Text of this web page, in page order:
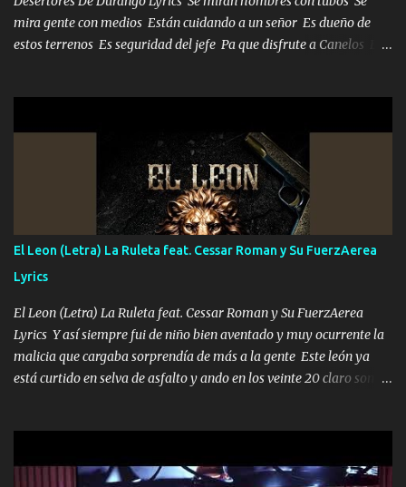
mira gente con medios Están cuidando a un señor Es dueño de
estos terrenos Es seguridad del jefe Pa que disfrute a Canelos Es
ni tampoco las mujeres porque es platica de grandes por eso hay
que estar alegres doy las instrucciones para atender los deberes
Música Si es que salta algún problema de confianza tengo gente
ahí está el Hombre Cuarenta y también Pariente 7 arreglan
cualquier problema no más es cuestión que ordené NOS HACE
FALTA UN HERMANO DE CLAVE ERA EL 24 SIEMPRE FUE UN
HOMBRE VALIENTE POR ALGO M'URIÓ PELEAND0 SIEMPRE
VIO POR LA FAMILIA PARA QUE SIGA EL LEGADO Es el DOS de
los HERMANOS un cerebro inteligente y com...
El Leon (Letra) La Ruleta feat. Cessar Roman y Su FuerzAerea
Lyrics
El Leon (Letra) La Ruleta feat. Cessar Roman y Su FuerzAerea
Lyrics Y así siempre fui de niño bien aventado y muy ocurrente la
malicia que cargaba sorprendía de más a la gente Este león ya
está curtido en selva de asfalto y ando en los veinte 20 claro son
pa más pues hay charola les voy a dar hasta topar pues no hay de